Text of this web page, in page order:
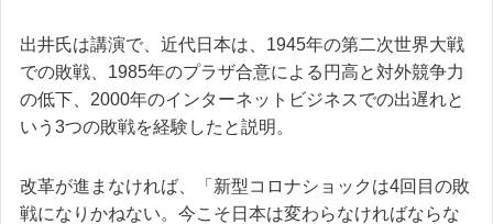
出井氏は講演で、近代日本は、1945年の第二次世界大戦
での敗戦、1985年のプラザ合意による円高と対外競争力
の低下、2000年のインターネットビジネスでの出遅れと
いう3つの敗戦を経験したと説明。
改革が進まなければ、「新型コロナショックは4回目の敗
戦になりかねない。今こそ日本は変わらなければならな